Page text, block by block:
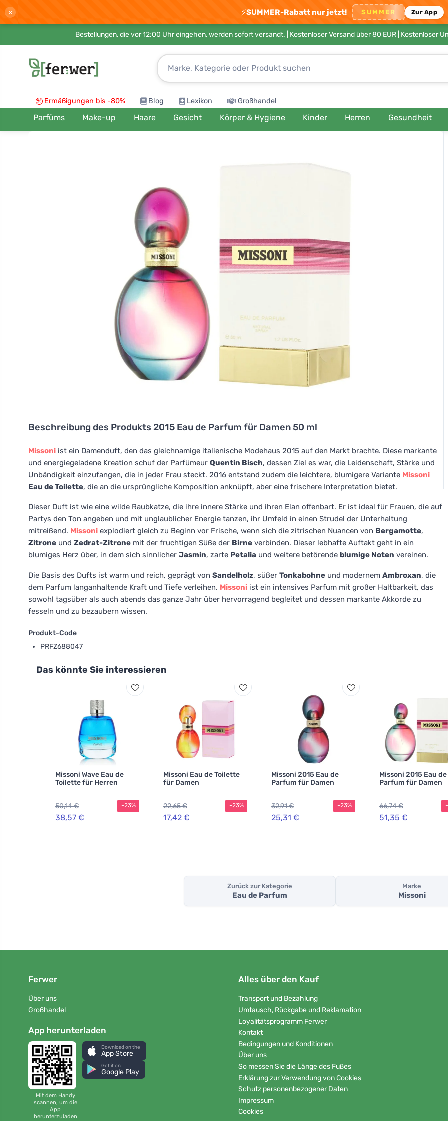
× ⚡SUMMER-Rabatt nur jetzt! SUMMER Zur App
Bestellungen, die vor 12:00 Uhr eingehen, werden sofort versandt. | Kostenloser Versand über 80 EUR | Kostenloser
Ermäßigungen bis -80% Blog Lexikon Großhandel
Parfüms Make-up Haare Gesicht Körper & Hygiene Kinder Herren Gesundheit
Beschreibung des Produkts 2015 Eau de Parfum für Damen 50 ml
Missoni ist ein Damenduft, den das gleichnamige italienische Modehaus 2015 auf den Markt brachte. Diese markante
und energiegeladene Kreation schuf der Parfümeur Quentin Bisch, dessen Ziel es war, die Leidenschaft, Stärke und
Unbändigkeit einzufangen, die in jeder Frau steckt. 2016 entstand zudem die leichtere, blumigere Variante Missoni
Eau de Toilette, die an die ursprüngliche Komposition anknüpft, aber eine frischere Interpretation bietet.
Dieser Duft ist wie eine wilde Raubkatze, die ihre innere Stärke und ihren Elan offenbart. Er ist ideal für Frauen, die auf
Partys den Ton angeben und mit unglaublicher Energie tanzen, ihr Umfeld in einen Strudel der Unterhaltung
mitreißend. Missoni explodiert gleich zu Beginn vor Frische, wenn sich die zitrischen Nuancen von Bergamotte,
Zitrone und Zedrat-Zitrone mit der fruchtigen Süße der Birne verbinden. Dieser lebhafte Auftakt geht in ein
blumiges Herz über, in dem sich sinnlicher Jasmin, zarte Petalia und weitere betörende blumige Noten vereinen.
Die Basis des Dufts ist warm und reich, geprägt von Sandelholz, süßer Tonkabohne und modernem Ambroxan, die
dem Parfum langanhaltende Kraft und Tiefe verleihen. Missoni ist ein intensives Parfum mit großer Haltbarkeit, das
sowohl tagsüber als auch abends das ganze Jahr über hervorragend begleitet und dessen markante Akkorde zu
fesseln und zu bezaubern wissen.
Produkt-Code
PRFZ688047
Das könnte Sie interessieren
Missoni Wave Eau de
Toilette für Herren
50,14 €
38,57 €
-23%
Missoni Eau de Toilette
für Damen
22,65 €
17,42 €
-23%
Missoni 2015 Eau de
Parfum für Damen
32,91 €
25,31 €
-23%
Missoni 2015 Eau de
Parfum für Damen
66,74 €
51,35 €
Zurück zur Kategorie
Eau de Parfum
Marke
Missoni
Ferwer
Über uns
Großhandel
App herunterladen
Mit dem Handy
scannen, um die
App
herunterzuladen
Download on the
App Store
Get it on
Google Play
Alles über den Kauf
Transport und Bezahlung
Umtausch, Rückgabe und Reklamation
Loyalitätsprogramm Ferwer
Kontakt
Bedingungen und Konditionen
Über uns
So messen Sie die Länge des Fußes
Erklärung zur Verwendung von Cookies
Schutz personenbezogener Daten
Impressum
Cookies